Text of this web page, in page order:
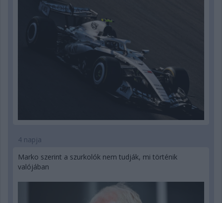
4 napja
Marko szerint a szurkolók nem tudják, mi történik
valójában